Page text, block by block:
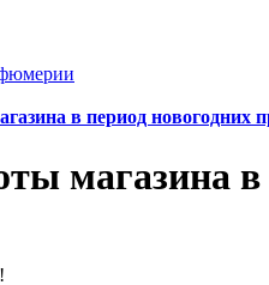
в период новогодних
магазина в